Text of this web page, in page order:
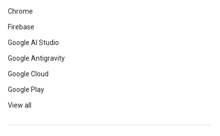
Chrome
Firebase
Google AI Studio
Google Antigravity
Google Cloud
Google Play
View all